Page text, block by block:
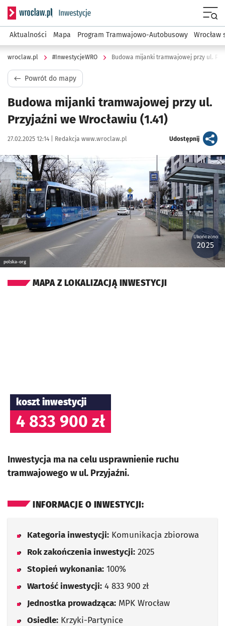
Serwis informacyjny wroclaw.pl podserwis:
Aktualności Mapa Program Tramwajowo-Autobusowy Wrocław
wroclaw.pl #InwestycjeWRO Budowa mijanki tramwajowej przy ul.
Powrót do mapy
Budowa mijanki tramwajowej przy ul.
Przyjaźni we Wrocławiu (1.41)
Data publikacji:
27.02.2025 12:14 | Autor:
Redakcja www.wroclaw.pl Udostępnijartykuł
Kliknij, aby powiększyć
polska-org
Ukończono:
2025
MAPA Z LOKALIZACJĄ INWESTYCJI
koszt inwestycji
4 833 900 zł
Inwestycja ma na celu usprawnienie ruchu
tramwajowego w ul. Przyjaźni.
INFORMACJE O INWESTYCJI:
Kategoria inwestycji: Komunikacja zbiorowa
Rok zakończenia inwestycji: 2025
Stopień wykonania: 100%
Wartość inwestycji: 4 833 900 zł
Jednostka prowadząca: MPK Wrocław
Osiedle: Krzyki-Partynice